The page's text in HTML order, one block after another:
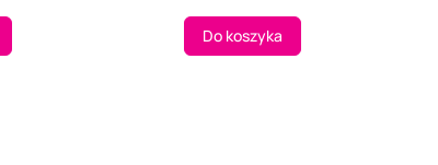
Do koszyka